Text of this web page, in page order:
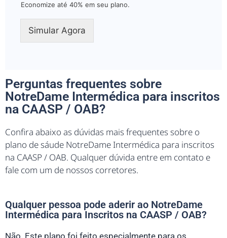
Economize até 40% em seu plano.
Simular Agora
Perguntas frequentes sobre
NotreDame Intermédica para inscritos
na CAASP / OAB?
Confira abaixo as dúvidas mais frequentes sobre o
plano de sáude NotreDame Intermédica para inscritos
na CAASP / OAB. Qualquer dúvida entre em contato e
fale com um de nossos corretores.
Qualquer pessoa pode aderir ao NotreDame
Intermédica para Inscritos na CAASP / OAB?
Não. Este plano foi feito especialmente para os